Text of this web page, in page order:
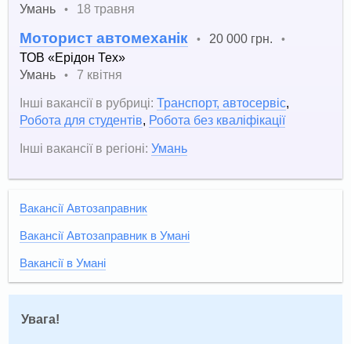
Умань
• 18 травня
Моторист автомеханік • 20 000 грн. •
ТОВ «Ерідон Тех»
Умань
•
7 квітня
Інші вакансії в рубриці: Транспорт, автосервіс,
Робота для студентів, Робота без кваліфікації
Інші вакансії в регіоні: Умань
Вакансії Автозаправник
Вакансії Автозаправник в Умані
Вакансії в Умані
Увага!